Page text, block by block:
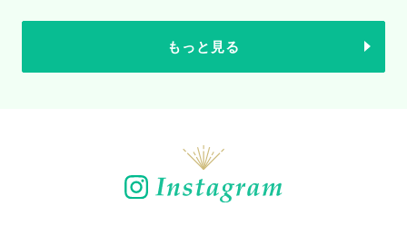
もっと見る